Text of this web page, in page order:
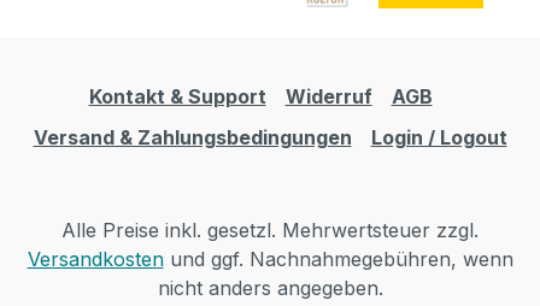
Kontakt & Support Widerruf
AGB
Versand & Zahlungsbedingungen
Login / Logout
Alle Preise inkl. gesetzl. Mehrwertsteuer zzgl.
Versandkostenund ggf. Nachnahmegebühren, wenn
nicht anders angegeben.